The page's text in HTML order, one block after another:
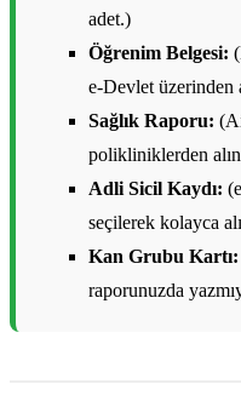
adet.)
Öğrenim Belgesi:
e-Devlet üzerinden
Sağlık Raporu:
polikliniklerden
Adli Sicil Kaydı:
seçilerek kolayca
Kan Grubu Kartı:
raporunuzda